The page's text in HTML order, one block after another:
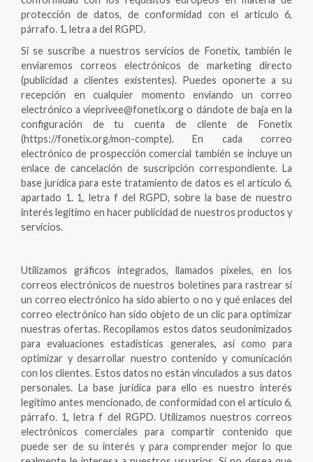
protección de datos, de conformidad con el artículo 6,
párrafo. 1, letra a del RGPD.
Si se suscribe a nuestros servicios de Fonetix, también le
enviaremos correos electrónicos de marketing directo
(publicidad a clientes existentes). Puedes oponerte a su
recepción en cualquier momento enviando un correo
electrónico a vieprivee@fonetix.org o dándote de baja en la
configuración de tu cuenta de cliente de Fonetix
(https://fonetix.org/mon-compte). En cada correo
electrónico de prospección comercial también se incluye un
enlace de cancelación de suscripción correspondiente. La
base jurídica para este tratamiento de datos es el artículo 6,
apartado 1. 1, letra f del RGPD, sobre la base de nuestro
interés legítimo en hacer publicidad de nuestros productos y
servicios.
Utilizamos gráficos integrados, llamados píxeles, en los
correos electrónicos de nuestros boletines para rastrear si
un correo electrónico ha sido abierto o no y qué enlaces del
correo electrónico han sido objeto de un clic para optimizar
nuestras ofertas. Recopilamos estos datos seudonimizados
para evaluaciones estadísticas generales, así como para
optimizar y desarrollar nuestro contenido y comunicación
con los clientes. Estos datos no están vinculados a sus datos
personales. La base jurídica para ello es nuestro interés
legítimo antes mencionado, de conformidad con el artículo 6,
párrafo. 1, letra f del RGPD. Utilizamos nuestros correos
electrónicos comerciales para compartir contenido que
puede ser de su interés y para comprender mejor lo que